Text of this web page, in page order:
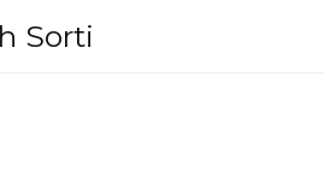
Sorti